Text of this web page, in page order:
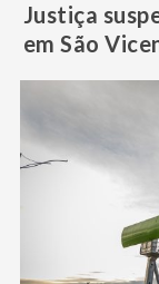
Justiça
em São